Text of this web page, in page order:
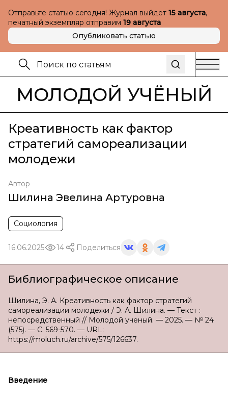
Отправьте статью сегодня! Журнал выйдет 15 августа,
печатный экземпляр отправим 19 августа
Опубликовать статью
МОЛОДОЙ УЧЁНЫЙ
Креативность как фактор
стратегий самореализации
молодежи
Автор
Шилина Эвелина Артуровна
Социология
16.06.2025 14 Поделиться
Библиографическое описание
Шилина, Э. А. Креативность как фактор стратегий
самореализации молодежи / Э. А. Шилина. — Текст :
непосредственный // Молодой ученый. — 2025. — № 24
(575). — С. 569-570. — URL:
https://moluch.ru/archive/575/126637.
Введение